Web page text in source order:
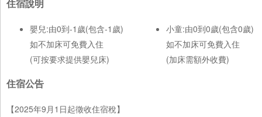
住宿說明
嬰兒:由0到-1歲(包含-1歲)
如不加床可免費入住
(可按要求提供嬰兒床)
小童:由0到0歲(包含0歲)
如不加床可免費入住
(加床需額外收費)
住宿公告
【2025年9月1日起徵收住宿稅】